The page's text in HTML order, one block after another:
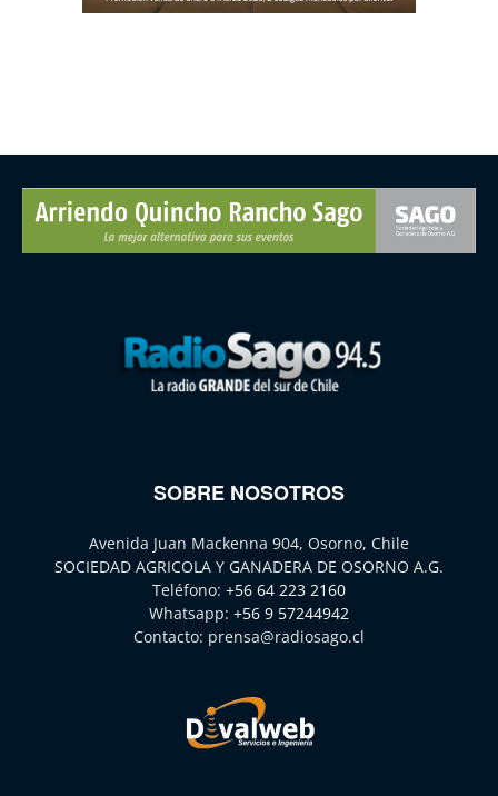
SOBRE NOSOTROS
Avenida Juan Mackenna 904, Osorno, Chile
SOCIEDAD AGRICOLA Y GANADERA DE OSORNO A.G.
Teléfono: +56 64 223 2160
Whatsapp: +56 9 57244942
Contacto: prensa@radiosago.cl